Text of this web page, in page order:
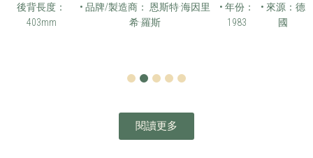
後背長度：
403mm
• 品牌/製造商： 恩斯特·海因里
希·羅斯
• 年份：
1983
• 來源：德
國
4 5
閱讀更多